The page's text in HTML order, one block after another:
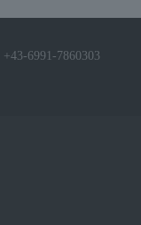
+43-6991-7860303